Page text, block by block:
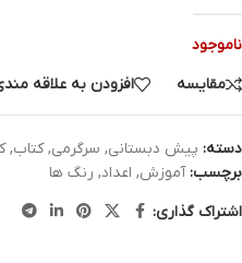
ناموجود
مقایسه
افزودن به علاقه
دسته: پیش دبستانی, سرگرمی, کتاب,
برچسب: آموزش, اعداد, رنگ ها
اشتراک گذاری: